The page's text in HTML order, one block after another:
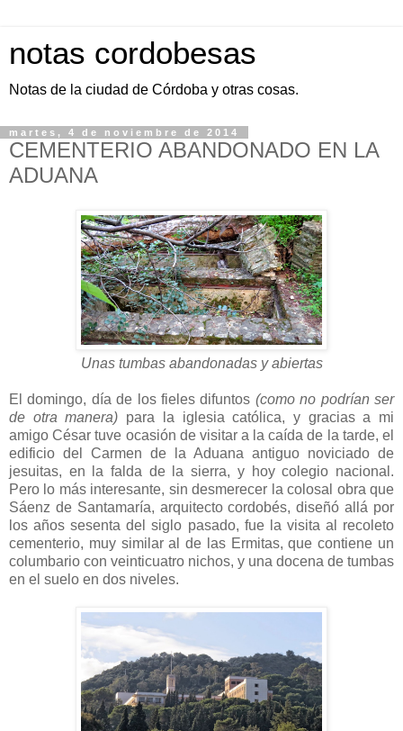
notas cordobesas
Notas de la ciudad de Córdoba y otras cosas.
martes, 4 de noviembre de 2014
CEMENTERIO ABANDONADO EN LA
ADUANA
Unas tumbas abandonadas y abiertas
El domingo, día de los fieles difuntos (como no podrían ser
de otra manera) para la iglesia católica, y gracias a mi
amigo César tuve ocasión de visitar a la caída de la tarde, el
edificio del Carmen de la Aduana antiguo noviciado de
jesuitas, en la falda de la sierra, y hoy colegio nacional.
Pero lo más interesante, sin desmerecer la colosal obra que
Sáenz de Santamaría, arquitecto cordobés, diseñó allá por
los años sesenta del siglo pasado, fue la visita al recoleto
cementerio, muy similar al de las Ermitas, que contiene un
columbario con veinticuatro nichos, y una docena de tumbas
en el suelo en dos niveles.